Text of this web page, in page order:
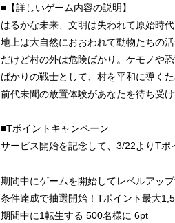
■【詳しいゲーム内容の説明】
はるかな未来、文明は失われて原始時
地上は大自然におおわれて動物たちの
だけど村の外は危険ばかり。ケモノや
ばかりの戦士として、村を平和に導く
前代未聞の放置体験があなたを待ち受け
■Tポイントキャンペーン
サービス開始を記念して、3/22よりTポ
期間中にゲームを開始してレベルアップ
条件達成で抽選開始！Tポイント最大
期間中に1転生する 500名様に 6pt